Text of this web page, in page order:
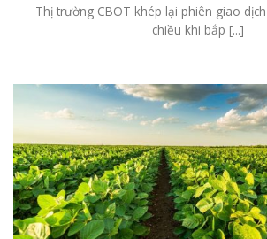
Thị trường CBOT khép lại phiên giao
chiều khi bắp [...]